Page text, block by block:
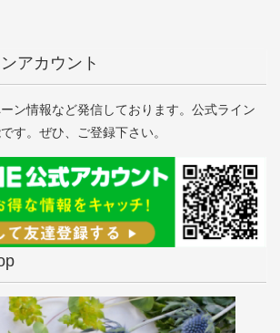
アカウント
ン情報など発信しております。公式ライン
す。ぜひ、ご登録下さい。